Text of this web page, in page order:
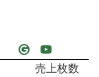
売上枚数